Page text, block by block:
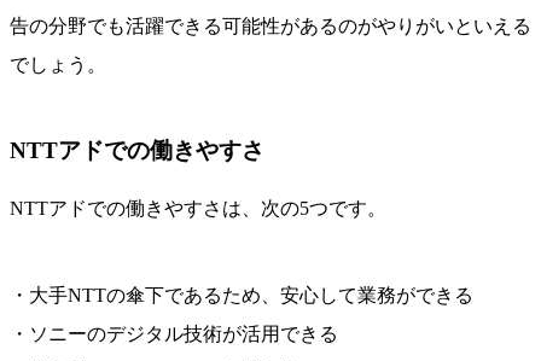
告の分野でも活躍できる可能性があるのがやりがいといえる
でしょう。
NTTアドでの働きやすさ
NTTアドでの働きやすさは、次の5つです。
・大手NTTの傘下であるため、安心して業務ができる
・ソニーのデジタル技術が活用できる